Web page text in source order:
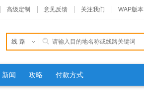
高级定制 意见反馈 关注我们 WAP版本
线路
新闻 攻略 付款方式